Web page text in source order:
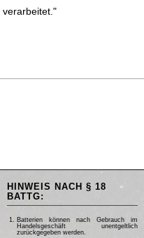
HINWEIS NACH § 18
BATTG:
Batterien können nach Gebrauch im
Handelsgeschäft unentgeltlich
zurückgegeben werden.